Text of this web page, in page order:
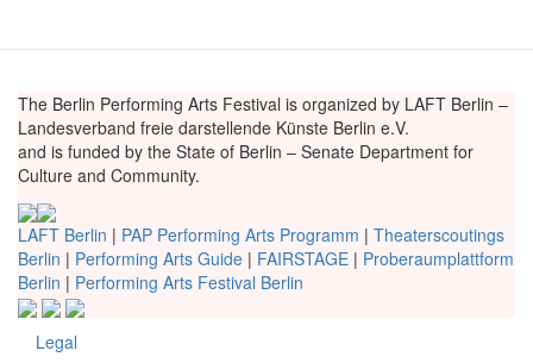
The Berlin Performing Arts Festival is organized by LAFT Berlin –
Landesverband freie darstellende Künste Berlin e.V.
and is funded by the State of Berlin – Senate Department for
Culture and Community.
LAFT Berlin | PAP Performing Arts Programm | Theaterscoutings
Berlin | Performing Arts Guide | FAIRSTAGE | Proberaumplattform
Berlin | Performing Arts Festival Berlin
Legal